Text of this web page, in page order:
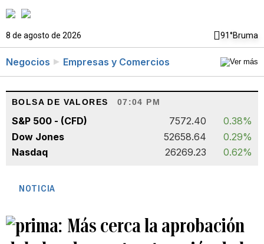
8 de agosto de 2026 91°Bruma
Negocios Empresas y Comercios
BOLSA DE VALORES 07:04 PM
S&P 500 - (CFD) 7572.40
0.38%
Dow Jones
52658.64
0.29%
Nasdaq
26269.23 0.62%
NOTICIA
Más cerca la aprobación